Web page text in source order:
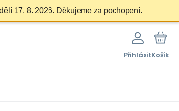
17. 8. 2026. Děkujeme za pochopení.
PřihlásitKošík